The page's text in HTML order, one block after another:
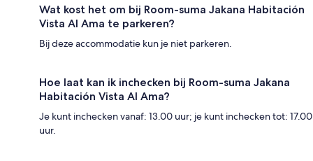
Wat kost het om bij Room-suma Jakana Habitación
Vista Al Ama te parkeren?
Bij deze accommodatie kun je niet parkeren.
Hoe laat kan ik inchecken bij Room-suma Jakana
Habitación Vista Al Ama?
Je kunt inchecken vanaf: 13.00 uur; je kunt inchecken tot: 17.00
uur.